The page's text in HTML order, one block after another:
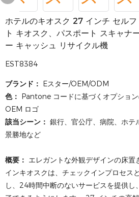
ホテルのキオスク 27 インチ セル
ト キオスク、パスポート スキャナ
ー キャッシュ リサイクル機
EST8384
ブランド： Eスター/OEM/ODM
色： Pantone コードに基づくオプション
OEM ロゴ
該当シーン： 銀行、官公庁、病院、ホテ
景勝地など
概要： エレガントな外観デザインの床置
インキオスクは、チェックインプロセス
し、24時間中断のないサービスを提供